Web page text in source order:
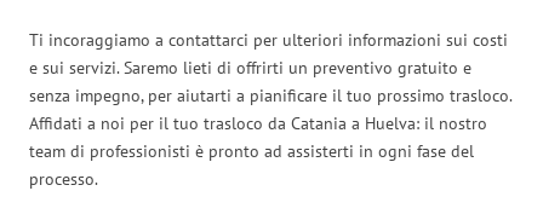
Ti incoraggiamo a contattarci per ulteriori informazioni sui costi
e sui servizi. Saremo lieti di offrirti un preventivo gratuito e
senza impegno, per aiutarti a pianificare il tuo prossimo trasloco.
Affidati a noi per il tuo trasloco da Catania a Huelva: il nostro
team di professionisti è pronto ad assisterti in ogni fase del
processo.